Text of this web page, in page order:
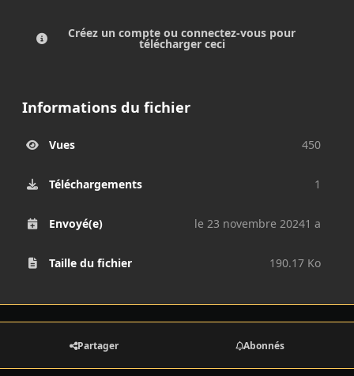
Créez un compte ou connectez-vous pour
télécharger ceci
Informations du fichier
Vues 450
Téléchargements 1
Envoyé(e) le 23 novembre 20241 a
Taille du fichier 190.17 Ko
Partager Abonnés